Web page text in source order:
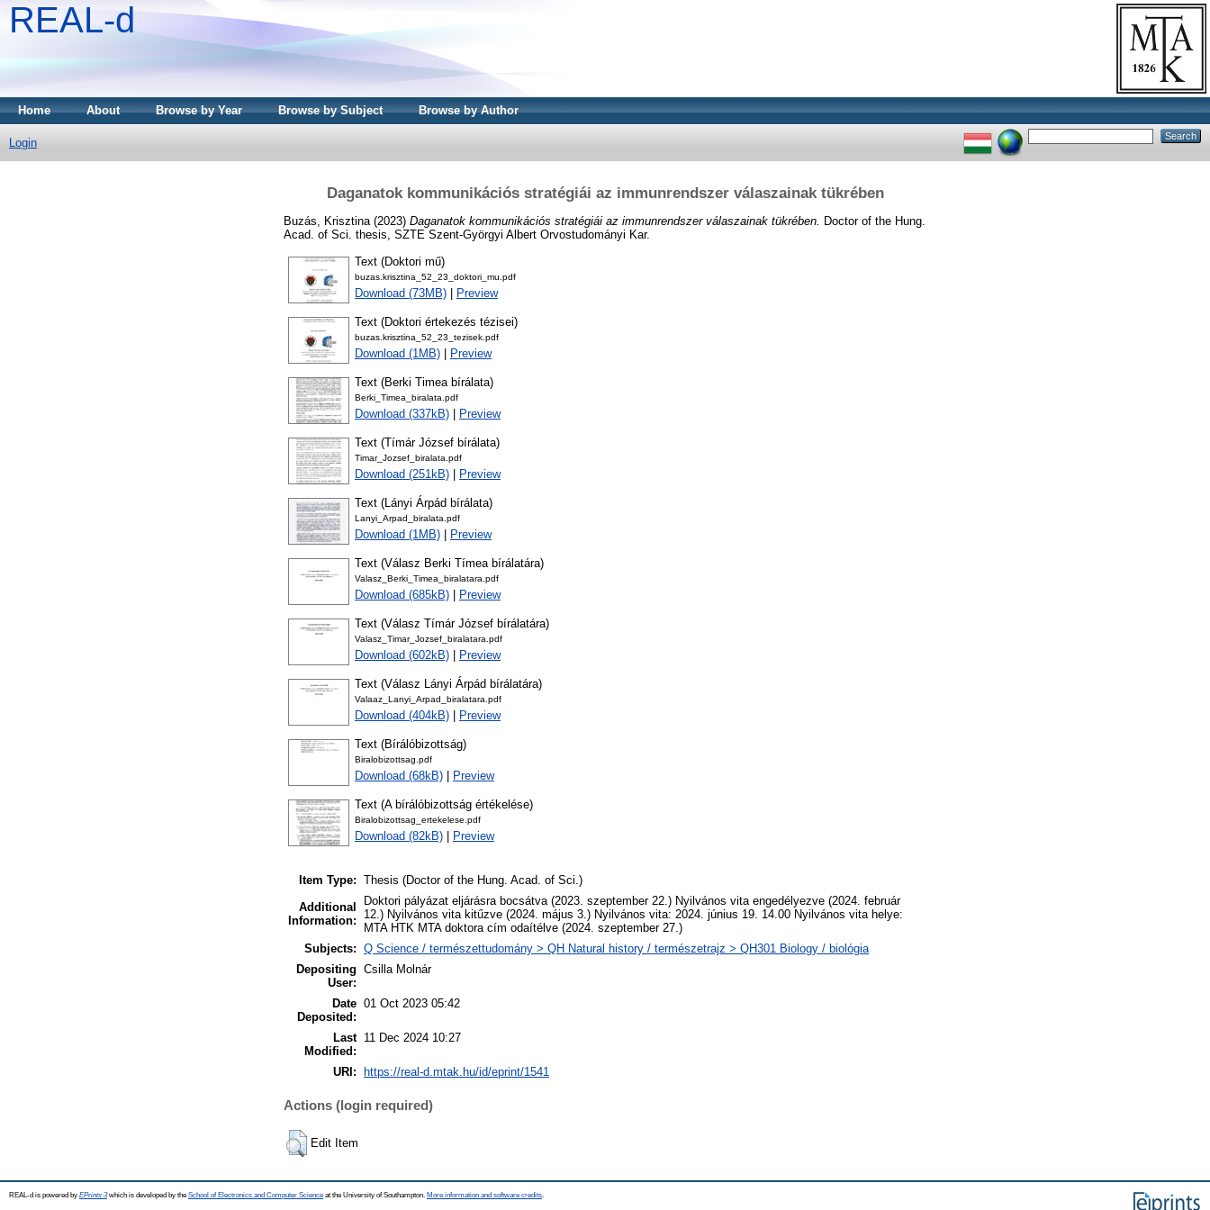
REAL-d
Home About Browse by Year Browse by Subject Browse by Author
Login
Daganatok kommunikációs stratégiái az immunrendszer válaszainak tükrében
Buzás, Krisztina (2023) Daganatok kommunikációs stratégiái az immunrendszer válaszainak tükrében. Doctor of the Hung.
Acad. of Sci. thesis, SZTE Szent-Györgyi Albert Orvostudományi Kar.
Text (Doktori mű)
buzas.krisztina_52_23_doktori_mu.pdf
Download (73MB) Preview
Text (Doktori értekezés tézisei)
buzas.krisztina_52_23_tezisek.pdf
Download (1MB) Preview
Text (Berki Timea bírálata)
Berki_Timea_biralata.pdf
Download (337kB) Preview
Text (Tímár József bírálata)
Timar_Jozsef_biralata.pdf
Download (251kB) Preview
Text (Lányi Árpád bírálata)
Lanyi_Arpad_biralata.pdf
Download (1MB) Preview
Text (Válasz Berki Tímea bírálatára)
Valasz_Berki_Timea_biralatara.pdf
Download (685kB) Preview
Text (Válasz Tímár József bírálatára)
Valasz_Timar_Jozsef_biralatara.pdf
Download (602kB) Preview
Text (Válasz Lányi Árpád bírálatára)
Valaaz_Lanyi_Arpad_biralatara.pdf
Download (404kB) Preview
Text (Bírálóbizottság)
Biralobizottsag.pdf
Download (68kB) Preview
Text (A bírálóbizottság értékelése)
Biralobizottsag_ertekelese.pdf
Download (82kB) Preview
Item Type: Thesis (Doctor of the Hung. Acad. of Sci.)
Additional
Information:
Doktori pályázat eljárásra bocsátva (2023. szeptember 22.) Nyilvános vita engedélyezve (2024. február
12.) Nyilvános vita kitűzve (2024. május 3.) Nyilvános vita: 2024. június 19. 14.00 Nyilvános vita helye:
MTA HTK MTA doktora cím odaítélve (2024. szeptember 27.)
Subjects: Q Science / természettudomány > QH Natural history / természetrajz > QH301 Biology / biológia
Depositing
User:
Csilla Molnár
Date
Deposited:
01 Oct 2023 05:42
Last
Modified:
11 Dec 2024 10:27
URI: https://real-d.mtak.hu/id/eprint/1541
Actions (login required)
Edit Item
REAL-d is powered by EPrints 3which is developed by the School of Electronics and Computer Science at the University of Southampton. More information and software credits